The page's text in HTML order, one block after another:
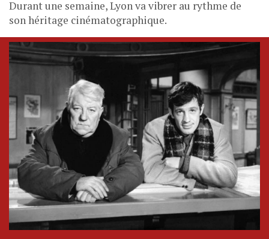
Durant une semaine, Lyon va vibrer au rythme de
son héritage cinématographique.